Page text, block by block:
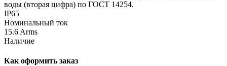
воды (вторая цифра) по ГОСТ 14254.
IP65
Номинальный ток
15.6 Arms
Наличие
Как оформить заказ